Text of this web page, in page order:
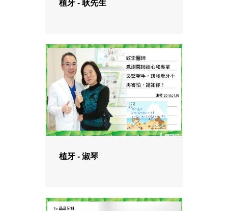
植牙 - 耿先生
植牙 - 淑琴